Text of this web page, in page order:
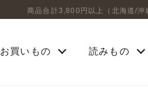
商品合計3,800円以上（北海道/沖
お買いもの 読みもの